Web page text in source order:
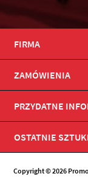
FIRMA
ZAMÓWIENIA
PRZYDATNE
OSTATNIE
Copyright © 2026